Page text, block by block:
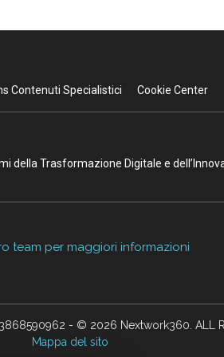
Contenuti Specialistici Cookie Center
della Trasformazione Digitale e
team per maggiori informazioni
- © 2026 Nextwork360. ALL
Mappa del sito